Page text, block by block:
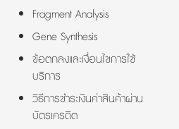
Fragment Analysis
Gene Synthesis
ข้อตกลงและเงื่อนไขการใช้
บริการ
วิธีการชำระเงินค่าสินค้าผ่าน
บัตรเครดิต